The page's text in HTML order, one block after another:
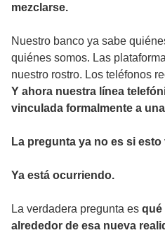
mezclarse.
Nuestro banco ya sabe
quiénes somos. Las
nuestro rostro. Los teléfonos
Y ahora nuestra línea
vinculada formalmente a
La pregunta ya no es si esto
Ya está ocurriendo.
La verdadera pregunta es qué
alrededor de esa nueva